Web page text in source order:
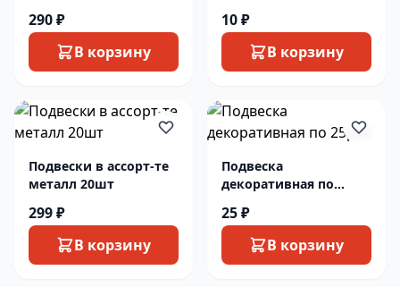
290 ₽
В корзину
10 ₽
В корзину
Подвески в ассорт-те
металл 20шт
299 ₽
В корзину
Подвеска
декоративная по
25 ₽
В корзину